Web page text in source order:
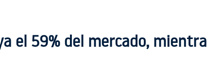
el 59% del mercado,